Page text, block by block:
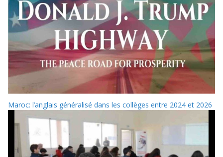
Maroc: l’anglais généralisé dans les collèges entre 2024 et 2026